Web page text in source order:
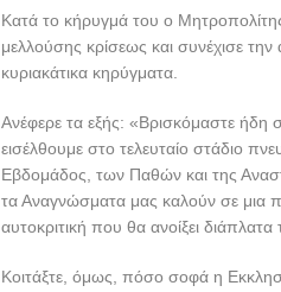
Κατά το κήρυγμά του ο
μελλούσης κρίσεως και συνέχισε
κυριακάτικα κηρύγματα.
Ανέφερε τα εξής: «Βρισκόμαστε ήδη
εισέλθουμε στο τελευταίο στάδιο
Εβδομάδος, των Παθών και της
τα Αναγνώσματα μας καλούν σε μια
αυτοκριτική που θα ανοίξει
Κοιτάξτε, όμως, πόσο σοφά η